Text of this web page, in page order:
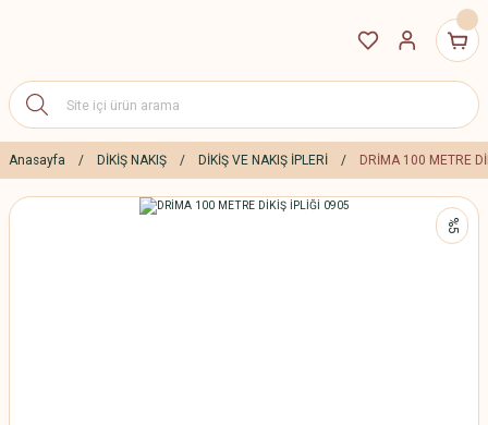
Anasayfa DİKİŞ NAKIŞ DİKİŞ VE NAKIŞ İPLERİ DRİMA 100 METRE
%5